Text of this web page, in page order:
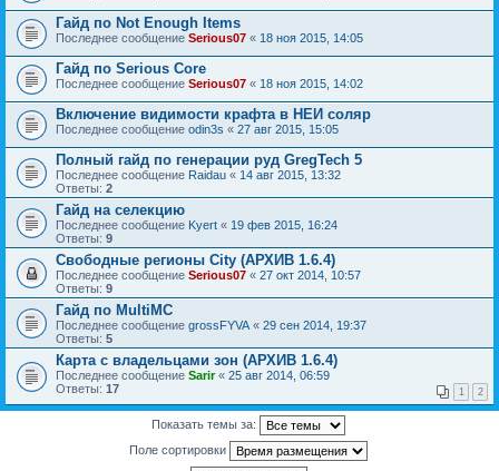
Гайд по Not Enough Items
Последнее сообщение Serious07 « 18 ноя 2015, 14:05
Гайд по Serious Core
Последнее сообщение Serious07 « 18 ноя 2015, 14:02
Включение видимости крафта в НЕИ соляр
Последнее сообщение odin3s « 27 авг 2015, 15:05
Полный гайд по генерации руд GregTech 5
Последнее сообщение Raidau « 14 авг 2015, 13:32
Ответы: 2
Гайд на селекцию
Последнее сообщение Kyert « 19 фев 2015, 16:24
Ответы: 9
Свободные регионы City (АРХИВ 1.6.4)
Последнее сообщение Serious07 « 27 окт 2014, 10:57
Ответы: 9
Гайд по MultiMC
Последнее сообщение grossFYVA « 29 сен 2014, 19:37
Ответы: 5
Карта с владельцами зон (АРХИВ 1.6.4)
Последнее сообщение Sarir« 25 авг 2014, 06:59
Ответы: 17 1 2
Показать темы за:
Поле сортировки